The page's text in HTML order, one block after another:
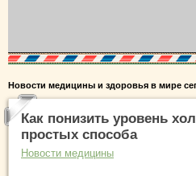
Новости медицины и здоровья в мире
Как понизить уровень
простых способа
Новости медицины